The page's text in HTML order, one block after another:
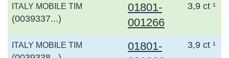
ITALY MOBILE TIM
(0039337...)
01801-
001266
3,9 ct ¹
ITALY MOBILE TIM
01801-
3,9 ct ¹